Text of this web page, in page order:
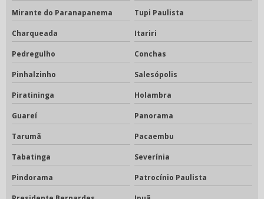
Mirante do Paranapanema Tupi Paulista
Charqueada Itariri
Pedregulho Conchas
Pinhalzinho Salesópolis
Piratininga Holambra
Guareí Panorama
Tarumã Pacaembu
Tabatinga Severínia
Pindorama Patrocínio Paulista